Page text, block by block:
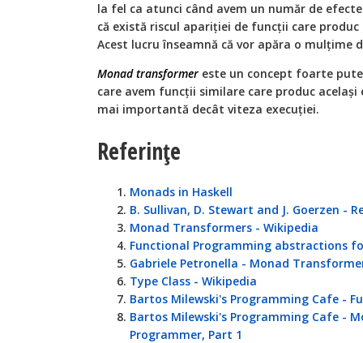
la fel ca atunci când avem un număr de
că există riscul apariției de funcții care
Acest lucru înseamnă că vor apăra o mulțime
Monad transformer este un concept foarte
care avem funcții similare care produc
mai importantă decât viteza execuției.
Referințe
Monads in Haskell
B. Sullivan, D. Stewart and J. Goerzen -
Monad Transformers - Wikipedia
Functional Programming abstractions
Gabriele Petronella - Monad
Type Class - Wikipedia
Bartos Milewski's Programming Cafe -
Bartos Milewski's Programming Cafe -
Programmer, Part 1